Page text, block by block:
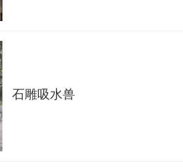
石雕吸水兽